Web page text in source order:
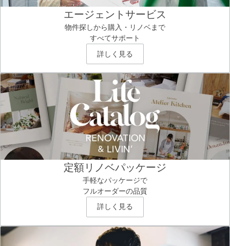
エージェントサービス
物件探しから購入・リノベまで
すべてサポート
詳しく見る
定額リノベパッケージ
手軽なパッケージで
フルオーダーの品質
詳しく見る